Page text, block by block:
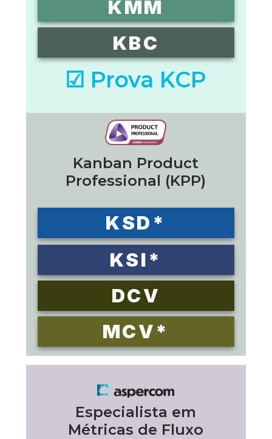
KMM
KBC
☑ Prova KCP
Kanban Product
Professional (KPP)
KSD*
KSI*
DCV
MCV*
Especialista em
Métricas de Fluxo